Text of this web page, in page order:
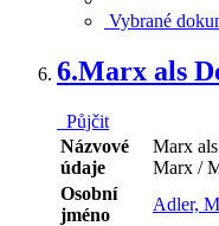
Vybrané
6.Marx als
Půjčit
Názvové
údaje
Marx
Marx /
Osobní
jméno
Adler,